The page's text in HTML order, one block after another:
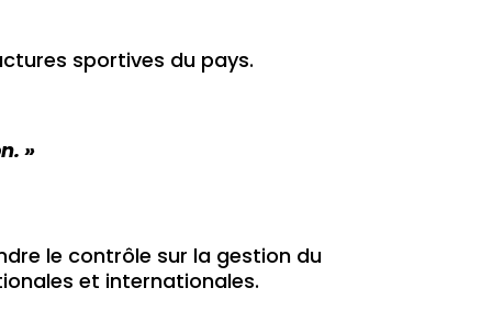
sportives du pays.
»
le contrôle sur la gestion du
et internationales.